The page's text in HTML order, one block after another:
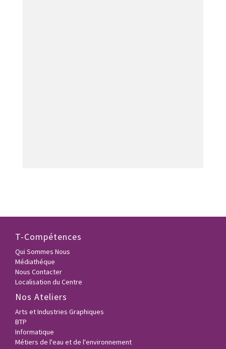
T-Compétences
Qui Sommes Nous
Médiathéque
Nous Contacter
Localisation du Centre
Nos Ateliers
Arts et Industries Graphiques
BTP
Informatique
Métiers de l'eau et de l'environnement